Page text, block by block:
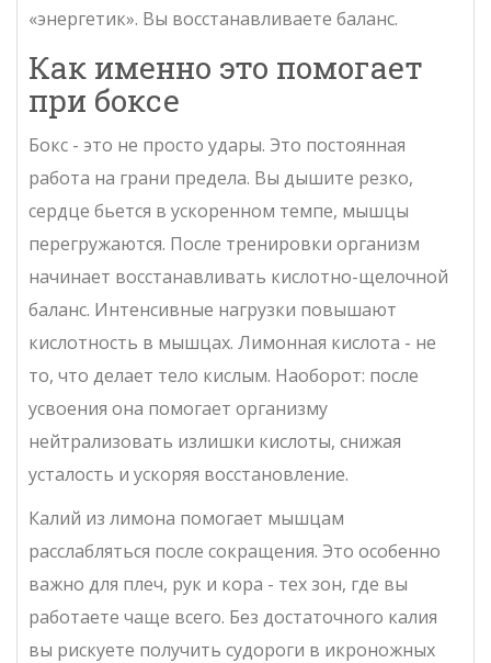
«энергетик». Вы восстанавливаете баланс.
Как именно это помогает
при боксе
Бокс - это не просто удары. Это постоянная
работа на грани предела. Вы дышите резко,
сердце бьется в ускоренном темпе, мышцы
перегружаются. После тренировки организм
начинает восстанавливать кислотно-щелочной
баланс. Интенсивные нагрузки повышают
кислотность в мышцах. Лимонная кислота - не
то, что делает тело кислым. Наоборот: после
усвоения она помогает организму
нейтрализовать излишки кислоты, снижая
усталость и ускоряя восстановление.
Калий из лимона помогает мышцам
расслабляться после сокращения. Это особенно
важно для плеч, рук и кора - тех зон, где вы
работаете чаще всего. Без достаточного калия
вы рискуете получить судороги в икроножных